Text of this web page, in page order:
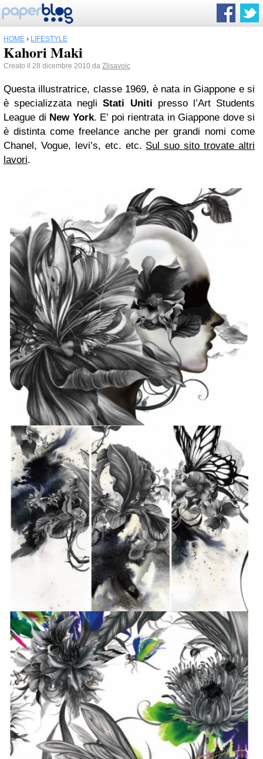
HOME › LIFESTYLE
Kahori Maki
Creato il 28 dicembre 2010 da Zlisavoic
Questa illustratrice, classe 1969, è nata in Giappone e si
è specializzata negliStati Uniti presso l’Art Students
League di New York. E’ poi rientrata in Giappone dove si
è distinta come freelance anche per grandi nomi come
Chanel, Vogue, levi’s, etc. etc. Sul suo sito trovate altri
lavori.